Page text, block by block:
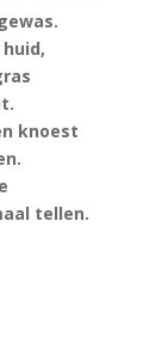
knoest
tellen.